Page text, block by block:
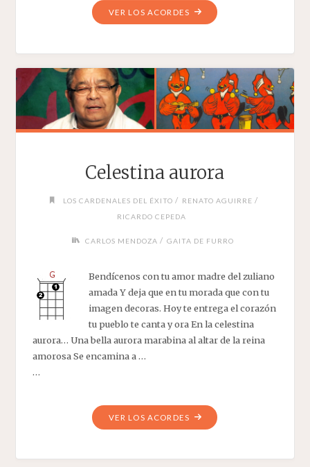
VER LOS ACORDES"AFICHE
ZULIANO"
Celestina aurora
LOS CARDENALES DEL ÉXITO / RENATO AGUIRRE /
RICARDO CEPEDA
CARLOS MENDOZA / GAITA DE FURRO
Bendícenos con tu amor madre del zuliano
amada Y deja que en tu morada que con tu
imagen decoras. Hoy te entrega el corazón
tu pueblo te canta y ora En la celestina
aurora… Una bella aurora marabina al altar de la reina
amorosa Se encamina a …
…
VER LOS ACORDES"CELESTINA